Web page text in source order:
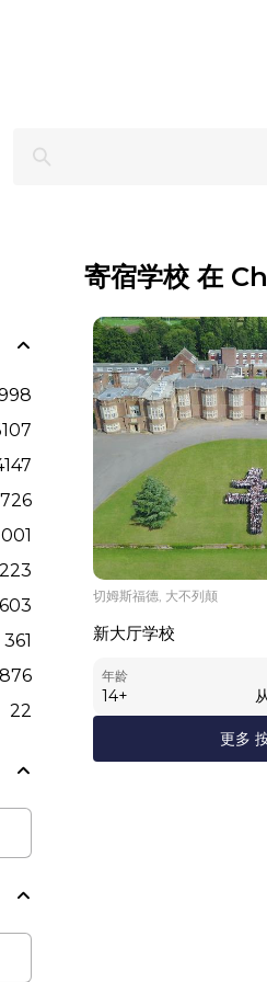
361
876
22
寄宿学校 在
切姆斯福德, 大不列颠
新大厅学校
年龄
14+
更多